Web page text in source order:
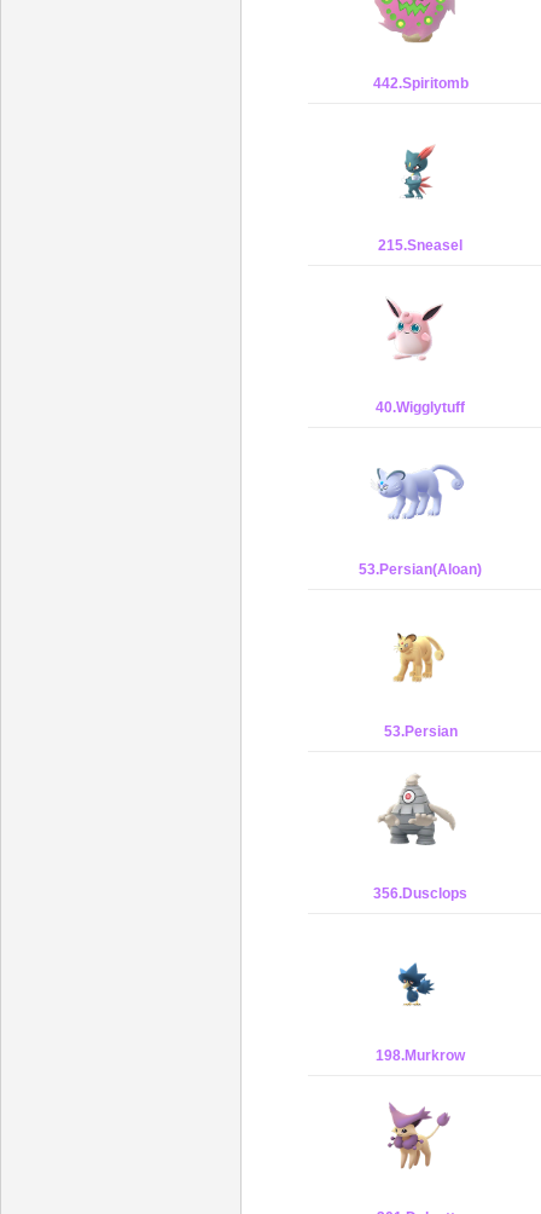
442.Spiritomb
215.Sneasel
40.Wigglytuff
53.Persian(Aloan)
53.Persian
356.Dusclops
198.Murkrow